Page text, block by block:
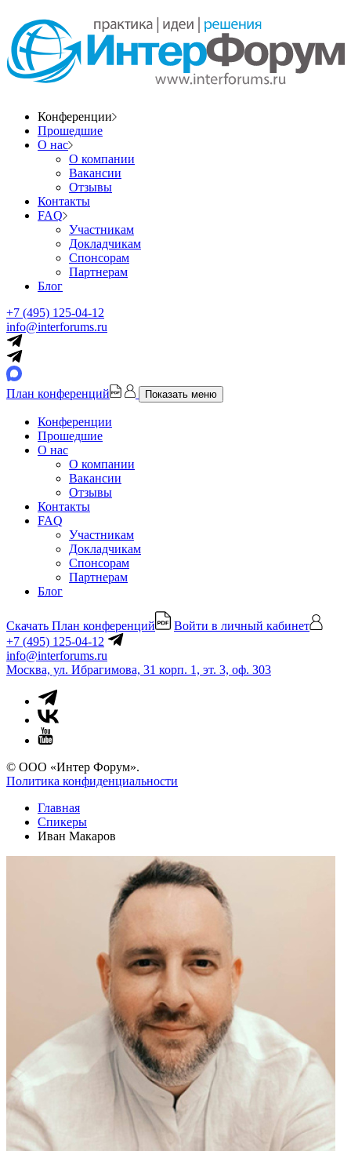
Конференции
Прошедшие
О нас
О компании
Вакансии
Отзывы
Контакты
FAQ
Участникам
Докладчикам
Спонсорам
Партнерам
Блог
+7 (495) 125-04-12
info@interforums.ru
План конференций Показать меню
Конференции
Прошедшие
О нас
О компании
Вакансии
Отзывы
Контакты
FAQ
Участникам
Докладчикам
Спонсорам
Партнерам
Блог
Скачать План конференций
Войти в личный кабинет
+7 (495) 125-04-12
info@interforums.ru
Москва, ул. Ибрагимова, 31 корп. 1, эт. 3, оф. 303
© ООО «Интер Форум».
Политика конфиденциальности
Главная
Спикеры
Иван Макаров